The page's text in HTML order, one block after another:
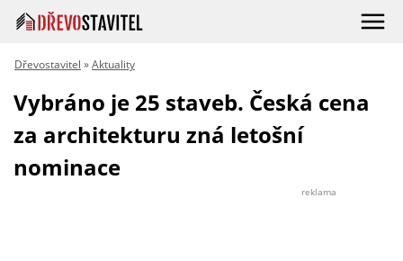
Dřevostavitel »Aktuality
Vybráno je 25 staveb. Česká cena
za architekturu zná letošní
nominace
reklama